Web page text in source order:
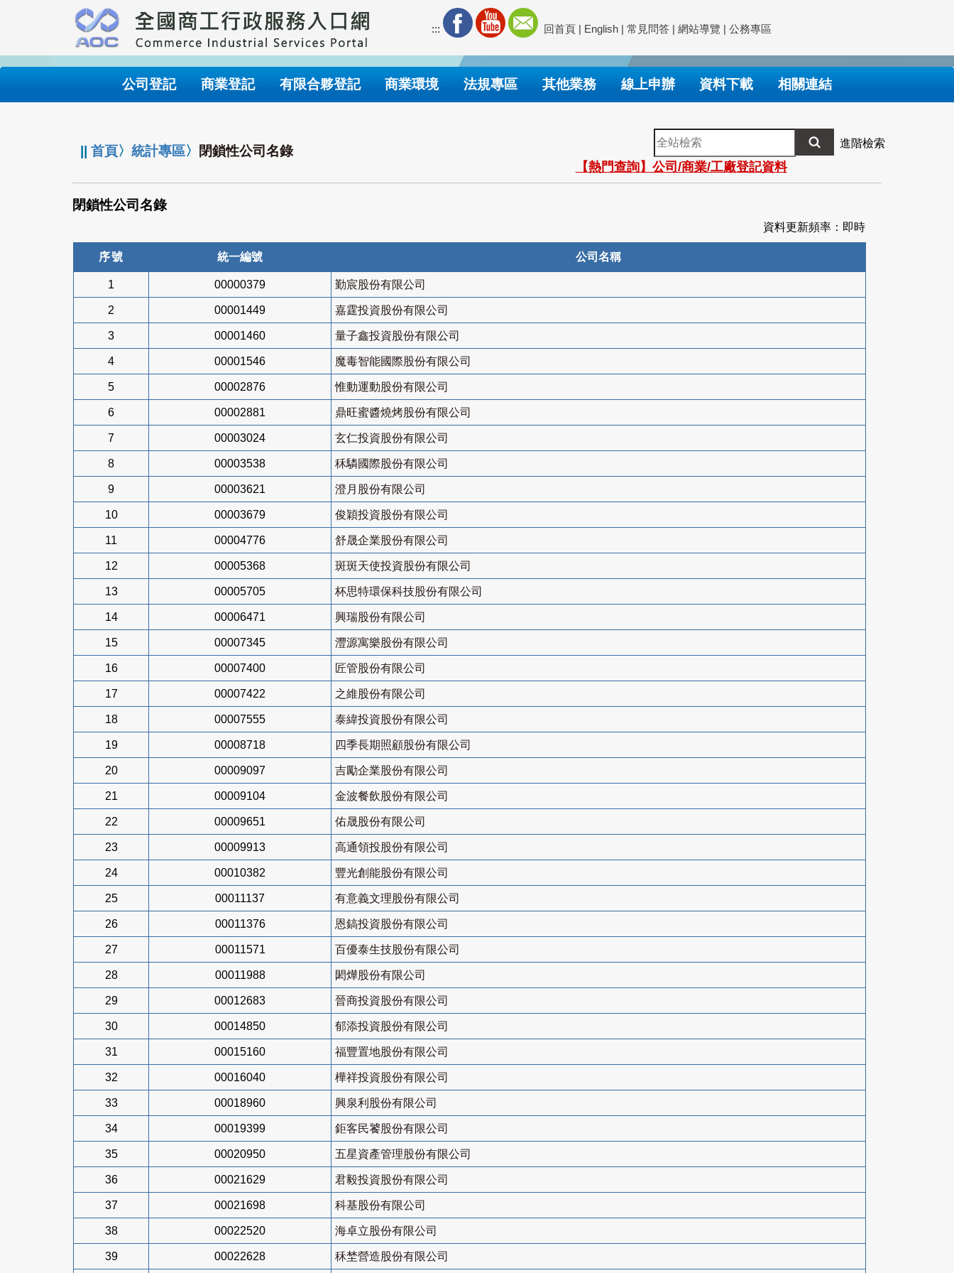
要
內
::: 回首頁 | English | 常見問答 | 網站導覽 | 公務專區
公司登記 商業登記 有限合夥登記 商業環境 法規專區 其他業務 線上申辦 資料下載 相關連結
||首頁〉統計專區〉 閉鎖性公司名錄
全
站
檢
索
進階檢索
【熱門查詢】公司/商業/工廠登記資料
閉鎖性公司名錄
資料更新頻率：即時
序號 統一編號 公司名稱
1 00000379 勤宸股份有限公司
2 00001449 嘉霆投資股份有限公司
3 00001460 量子鑫投資股份有限公司
4 00001546 魔毒智能國際股份有限公司
5 00002876 惟動運動股份有限公司
6 00002881 鼎旺蜜醬燒烤股份有限公司
7 00003024 玄仁投資股份有限公司
8 00003538 秝驎國際股份有限公司
9 00003621 澄月股份有限公司
10 00003679 俊穎投資股份有限公司
11 00004776 舒晟企業股份有限公司
12 00005368 斑斑天使投資股份有限公司
13 00005705 杯思特環保科技股份有限公司
14 00006471 興瑞股份有限公司
15 00007345 灃源寓樂股份有限公司
16 00007400 匠管股份有限公司
17 00007422 之維股份有限公司
18 00007555 泰緯投資股份有限公司
19 00008718 四季長期照顧股份有限公司
20 00009097 吉勵企業股份有限公司
21 00009104 金波餐飲股份有限公司
22 00009651 佑晟股份有限公司
23 00009913 高通領投股份有限公司
24 00010382 豐光創能股份有限公司
25 00011137 有意義文理股份有限公司
26 00011376 恩鎬投資股份有限公司
27 00011571 百優泰生技股份有限公司
28 00011988 閎燁股份有限公司
29 00012683 晉商投資股份有限公司
30 00014850 郁添投資股份有限公司
31 00015160 福豐置地股份有限公司
32 00016040 樺祥投資股份有限公司
33 00018960 興泉利股份有限公司
34 00019399 鉅客民饕股份有限公司
35 00020950 五星資產管理股份有限公司
36 00021629 君毅投資股份有限公司
37 00021698 科基股份有限公司
38 00022520 海卓立股份有限公司
39 00022628 秝埜營造股份有限公司